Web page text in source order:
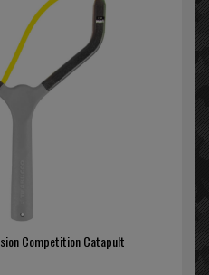
Competition Catapult